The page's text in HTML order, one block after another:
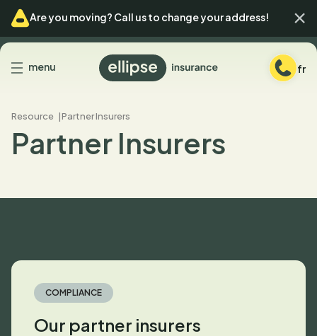
Skip
to
menu
Skip
to
content
Are you moving? Call us to change your address!
menu
Back
to
fr
Resource Partner Insurers
Partner Insurers
COMPLIANCE
Our partner insurers